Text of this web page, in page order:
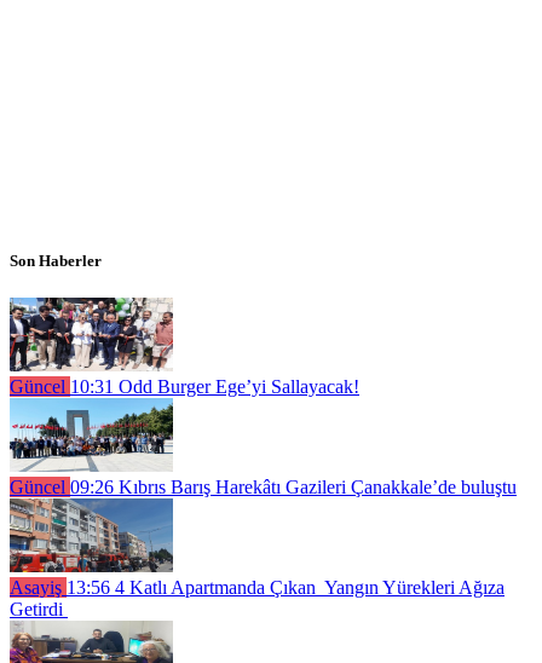
Son Haberler
Güncel 10:31 Odd Burger Ege’yi Sallayacak!
Güncel 09:26 Kıbrıs Barış Harekâtı Gazileri Çanakkale’de buluştu
Asayiş 13:56 4 Katlı Apartmanda Çıkan Yangın Yürekleri Ağıza
Getirdi